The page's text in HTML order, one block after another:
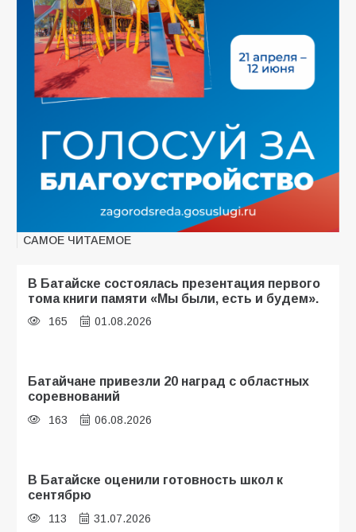
САМОЕ ЧИТАЕМОЕ
В Батайске состоялась презентация первого
тома книги памяти «Мы были, есть и будем».
165 01.08.2026
Батайчане привезли 20 наград с областных
соревнований
163 06.08.2026
В Батайске оценили готовность школ к
сентябрю
113 31.07.2026